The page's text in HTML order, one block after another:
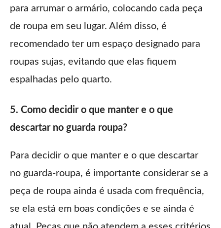
para arrumar o armário, colocando cada peça
de roupa em seu lugar. Além disso, é
recomendado ter um espaço designado para
roupas sujas, evitando que elas fiquem
espalhadas pelo quarto.
5. Como decidir o que manter e o que
descartar no guarda roupa?
Para decidir o que manter e o que descartar
no guarda-roupa, é importante considerar se a
peça de roupa ainda é usada com frequência,
se ela está em boas condições e se ainda é